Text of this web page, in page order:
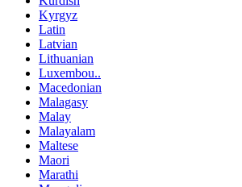
Kyrgyz
Latin
Latvian
Lithuanian
Luxembou..
Macedonian
Malagasy
Malay
Malayalam
Maltese
Maori
Marathi